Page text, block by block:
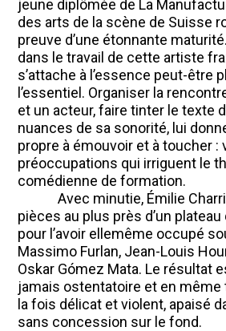
jeune diplômée de La
des arts de la scène de Suisse
preuve d’une étonnante
dans le travail de cette artiste
s’attache à l’essence peut-être
l’essentiel. Organiser la
et un acteur, faire tinter le texte
nuances de sa sonorité, lui
propre à émouvoir et à toucher :
préoccupations qui irriguent le
comédienne de formation.
Avec minutie, Émilie
pièces au plus près d’un plateau
pour l’avoir ellemême occupé
Massimo Furlan, Jean-Louis
Oskar Gómez Mata. Le résultat
jamais ostentatoire et en même
la fois délicat et violent, apaisé
sans concession sur le fond.